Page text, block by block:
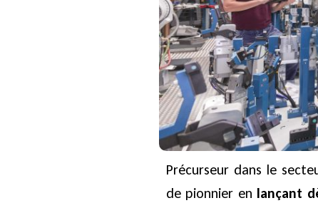
Précurseur dans le
de pionnier en lançant